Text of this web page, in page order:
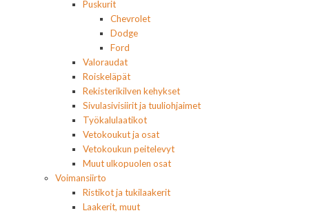
Puskurit
Chevrolet
Dodge
Ford
Valoraudat
Roiskeläpät
Rekisterikilven kehykset
Sivulasivisiirit ja tuuliohjaimet
Työkalulaatikot
Vetokoukut ja osat
Vetokoukun peitelevyt
Muut ulkopuolen osat
Voimansiirto
Ristikot ja tukilaakerit
Laakerit, muut